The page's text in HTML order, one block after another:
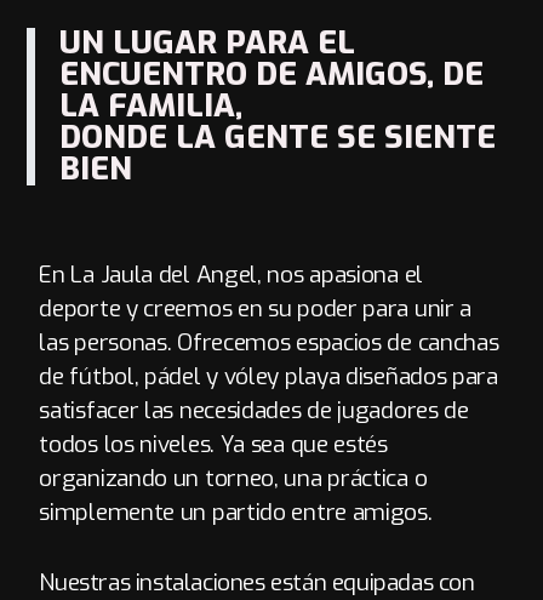
UN LUGAR PARA EL
ENCUENTRO DE AMIGOS, DE
LA FAMILIA,
DONDE LA GENTE SE SIENTE
BIEN
En La Jaula del Angel, nos apasiona el
deporte y creemos en su poder para unir a
las personas. Ofrecemos espacios de canchas
de fútbol, pádel y vóley playa diseñados para
satisfacer las necesidades de jugadores de
todos los niveles. Ya sea que estés
organizando un torneo, una práctica o
simplemente un partido entre amigos.
Nuestras instalaciones están equipadas con